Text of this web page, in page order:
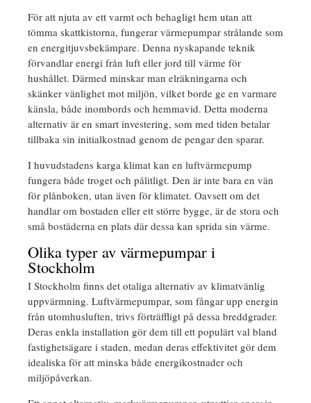
För att njuta av ett varmt och behagligt hem utan att
tömma skattkistorna, fungerar värmepumpar strålande som
en energitjuvsbekämpare. Denna nyskapande teknik
förvandlar energi från luft eller jord till värme för
hushållet. Därmed minskar man elräkningarna och
skänker vänlighet mot miljön, vilket borde ge en varmare
känsla, både inombords och hemmavid. Detta moderna
alternativ är en smart investering, som med tiden betalar
tillbaka sin initialkostnad genom de pengar den sparar.
I huvudstadens karga klimat kan en luftvärmepump
fungera både troget och pålitligt. Den är inte bara en vän
för plånboken, utan även för klimatet. Oavsett om det
handlar om bostaden eller ett större bygge, är de stora och
små bostäderna en plats där dessa kan sprida sin värme.
Olika typer av värmepumpar i
Stockholm
I Stockholm finns det otaliga alternativ av klimatvänlig
uppvärmning. Luftvärmepumpar, som fångar upp energin
från utomhusluften, trivs förträffligt på dessa breddgrader.
Deras enkla installation gör dem till ett populärt val bland
fastighetsägare i staden, medan deras effektivitet gör dem
idealiska för att minska både energikostnader och
miljöpåverkan.